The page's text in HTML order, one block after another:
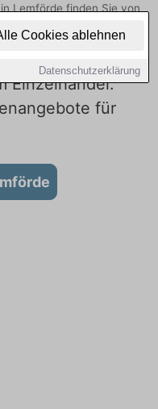
Cookies ablehnen
Datenschutzerklärung
Lemförde finden Sie von
Optionen von Top-
heute.
Einzelhandel:
für